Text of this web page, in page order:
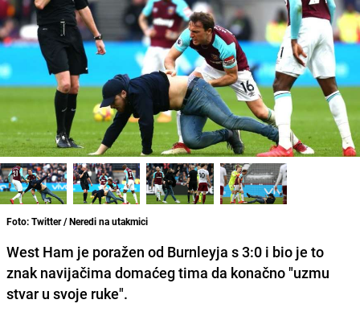
Foto: Twitter / Neredi na utakmici
West Ham je poražen od Burnleyja s 3:0 i bio je to
znak navijačima domaćeg tima da konačno "uzmu
stvar u svoje ruke".